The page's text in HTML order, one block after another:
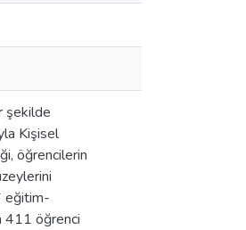
şekilde
Kişisel
öğrencilerin
eğitim-
411 öğrenci